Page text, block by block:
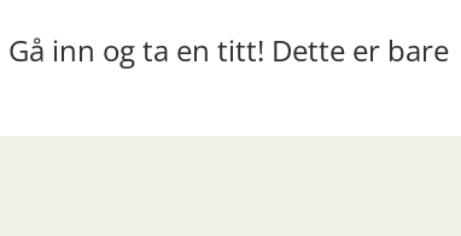
inn og ta en titt! Dette er bare